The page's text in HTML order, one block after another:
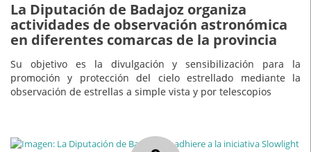
La Diputación de Badajoz organiza
actividades de observación astronómica
en diferentes comarcas de la provincia
Su objetivo es la divulgación y sensibilización para la
promoción y protección del cielo estrellado mediante la
observación de estrellas a simple vista y por telescopios